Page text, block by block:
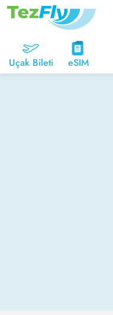
Uçak Bileti eSIM